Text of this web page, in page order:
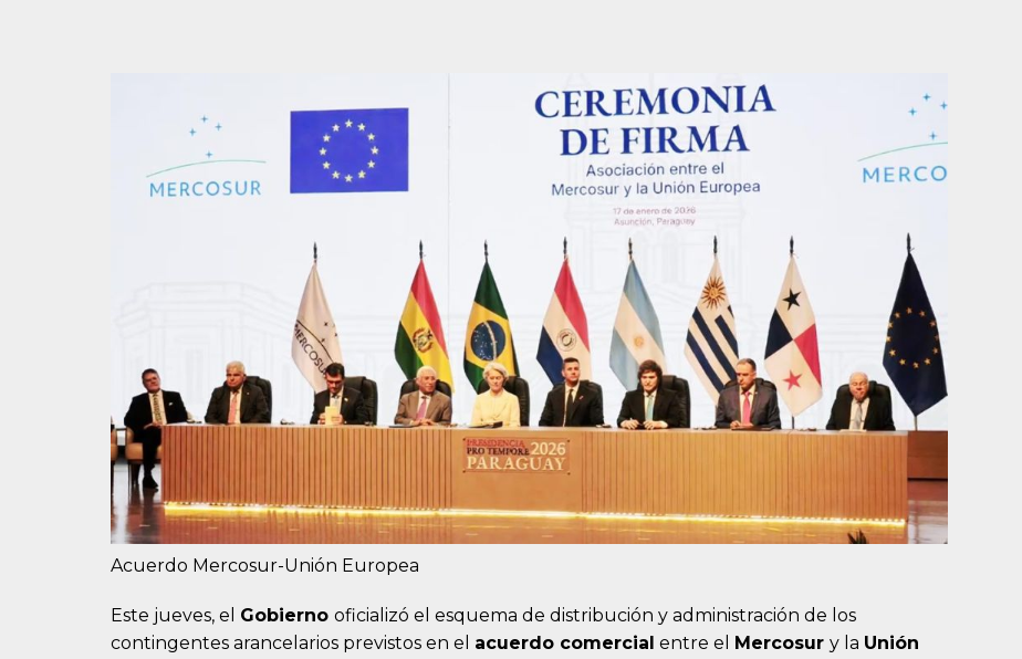
Acuerdo Mercosur-Unión Europea
Este jueves, el Gobierno oficializó el esquema de distribución y administración de los
contingentes arancelarios previstos en el acuerdo comercial entre el Mercosur y la Unión